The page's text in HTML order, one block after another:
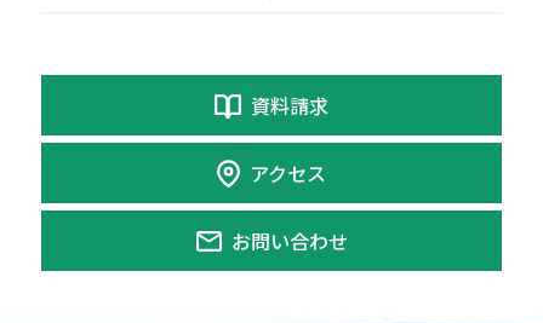
資料請求
アクセス
お問い合わせ